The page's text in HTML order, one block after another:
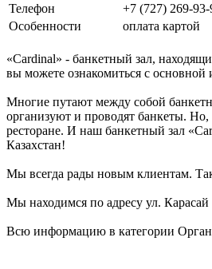
Телефон
+7 (727) 269-
Особенности
оплата картой
«Cardinal» - банкетный зал,
вы можете ознакомиться с
Многие путают между собой
организуют и проводят банкеты.
ресторане. И наш банкетный зал
Казахстан!
Мы всегда рады новым клиентам.
Мы находимся по адресу ул.
Всю информацию в категории